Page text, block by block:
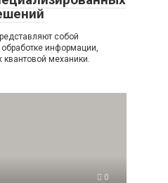
собой
информации,
механики.
0